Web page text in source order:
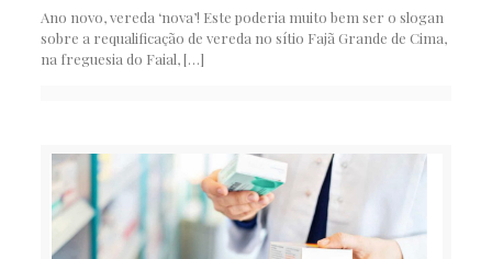
Ano novo, vereda ‘nova’! Este poderia muito bem ser o slogan
sobre a requalificação de vereda no sítio Fajã Grande de Cima,
na freguesia do Faial,[…]